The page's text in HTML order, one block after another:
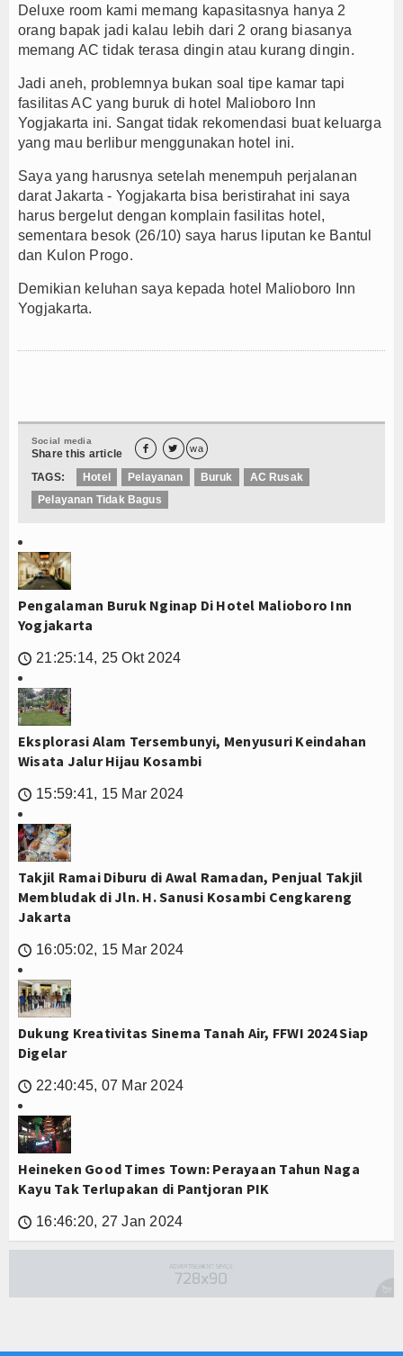
Deluxe room kami memang kapasitasnya hanya 2
orang bapak jadi kalau lebih dari 2 orang biasanya
memang AC tidak terasa dingin atau kurang dingin.
Jadi aneh, problemnya bukan soal tipe kamar tapi
fasilitas AC yang buruk di hotel Malioboro Inn
Yogjakarta ini. Sangat tidak rekomendasi buat keluarga
yang mau berlibur menggunakan hotel ini.
Saya yang harusnya setelah menempuh perjalanan
darat Jakarta - Yogjakarta bisa beristirahat ini saya
harus bergelut dengan komplain fasilitas hotel,
sementara besok (26/10) saya harus liputan ke Bantul
dan Kulon Progo.
Demikian keluhan saya kepada hotel Malioboro Inn
Yogjakarta.
Social media
Share this article   wa
TAGS: Hotel Pelayanan Buruk
AC Rusak
Pelayanan Tidak Bagus
Pengalaman Buruk Nginap Di Hotel Malioboro Inn
Yogjakarta
🕔 21:25:14, 25 Okt 2024
Eksplorasi Alam Tersembunyi, Menyusuri Keindahan
Wisata Jalur Hijau Kosambi
🕔 15:59:41, 15 Mar 2024
Takjil Ramai Diburu di Awal Ramadan, Penjual Takjil
Membludak di Jln. H. Sanusi Kosambi Cengkareng
Jakarta
🕔 16:05:02, 15 Mar 2024
Dukung Kreativitas Sinema Tanah Air, FFWI 2024 Siap
Digelar
🕔 22:40:45, 07 Mar 2024
Heineken Good Times Town: Perayaan Tahun Naga
Kayu Tak Terlupakan di Pantjoran PIK
🕔 16:46:20, 27 Jan 2024